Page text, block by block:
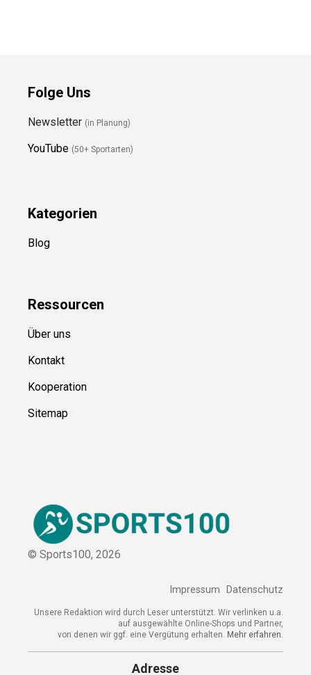
Folge Uns
Newsletter (in Planung)
YouTube (50+ Sportarten)
Kategorien
Blog
Ressourcen
Über uns
Kontakt
Kooperation
Sitemap
© Sports100, 2026
Impressum Datenschutz
Unsere Redaktion wird durch Leser unterstützt. Wir verlinken u.a.
auf ausgewählte Online-Shops und Partner,
von denen wir ggf. eine Vergütung erhalten. Mehr erfahren.
Adresse